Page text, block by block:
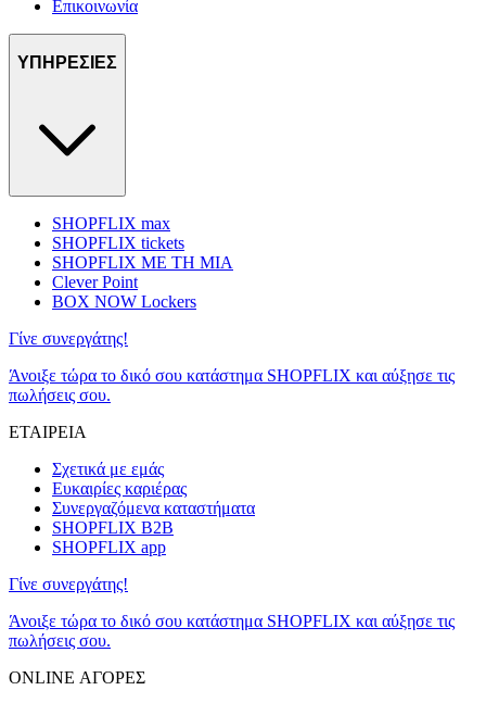
Επικοινωνία
ΥΠΗΡΕΣΙΕΣ
SHOPFLIX max
SHOPFLIX tickets
SHOPFLIX ΜΕ ΤΗ ΜΙΑ
Clever Point
BOX NOW Lockers
Γίνε συνεργάτης!
Άνοιξε τώρα το δικό σου κατάστημα SHOPFLIX και αύξησε τις
πωλήσεις σου.
ΕΤΑΙΡΕΙΑ
Σχετικά με εμάς
Ευκαιρίες καριέρας
Συνεργαζόμενα καταστήματα
SHOPFLIX B2B
SHOPFLIX app
Γίνε συνεργάτης!
Άνοιξε τώρα το δικό σου κατάστημα SHOPFLIX και αύξησε τις
πωλήσεις σου.
ONLINE ΑΓΟΡΕΣ